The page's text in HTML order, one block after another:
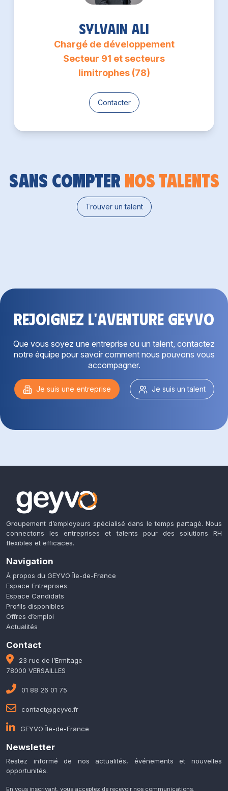
Sylvain Ali
Chargé de développement
Secteur 91 et secteurs
limitrophes (78)
Contacter
Sans compter nos talents
Trouver un talent
Rejoignez l'aventure GEYVO
Que vous soyez une entreprise ou un talent, contactez
notre équipe pour savoir comment nous pouvons vous
accompagner.
Je suis une entreprise Je suis un talent
Groupement d’employeurs spécialisé dans le temps partagé. Nous
connectons les entreprises et talents pour des solutions RH
flexibles et efficaces.
Navigation
À propos du GEYVO Île-de-France
Espace Entreprises
Espace Candidats
Profils disponibles
Offres d’emploi
Actualités
Contact
23 rue de l’Ermitage
78000 VERSAILLES
01 88 26 01 75
contact@geyvo.fr
GEYVO Île-de-France
Newsletter
Restez informé de nos actualités, événements et nouvelles
opportunités.
En vous inscrivant, vous acceptez de recevoir nos communications.